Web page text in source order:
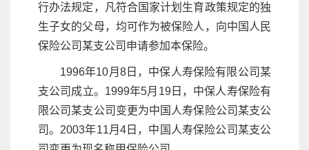
行办法规定，凡符合国家计划生育政策规定的独
生子女的父母，均可作为被保险人，向中国人民
保险公司某支公司申请参加本保险。
1996年10月8日，中保人寿保险有限公司某
支公司成立。1999年5月19日，中保人寿保险有
限公司某支公司变更为中国人寿保险公司某支公
司。2003年11月4日，中国人寿保险公司某支公